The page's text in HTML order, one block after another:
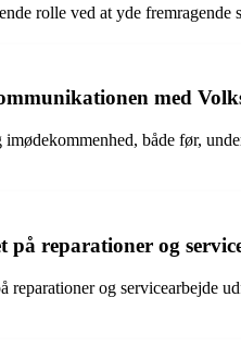
rolle ved at yde
med
både før,
på reparationer og
reparationer og